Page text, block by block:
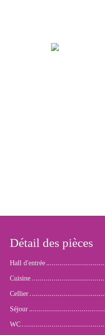
Détail des pièces
Hall d'entrée
Cuisine
Cellier
Séjour
WC